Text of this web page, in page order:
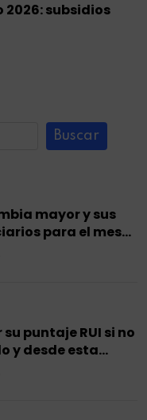
subsidios
Buscar
mayor y sus
para el mes
puntaje RUI si no
y desde esta
regir en el 2026.